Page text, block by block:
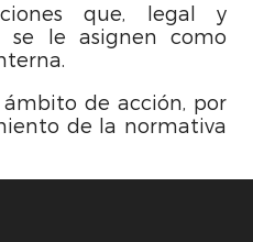
que, legal y
se le asignen como
de acción, por
de la normativa